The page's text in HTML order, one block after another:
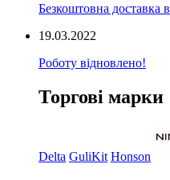
Безкоштовна
19.03.2022
Роботу відновлено!
Торгові марки
Delta GuliKit Honson